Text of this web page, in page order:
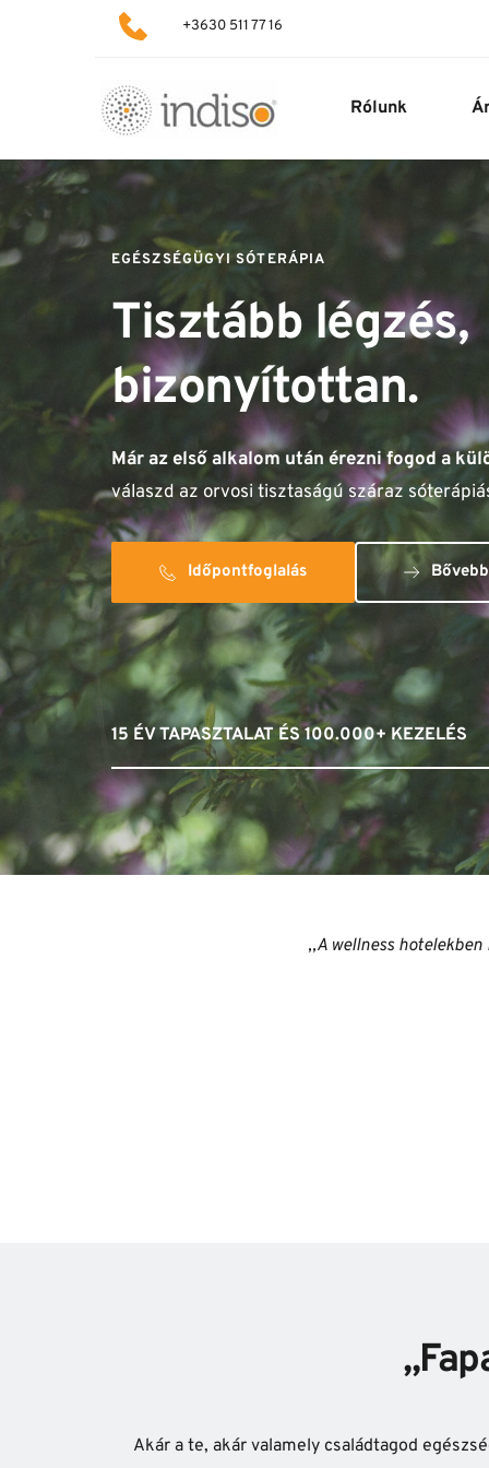
+3630 511 77 16
Rólunk
EGÉSZSÉGÜGYI SÓTERÁPIA
Tisztább légzés,
bizonyítottan.
válaszd az orvosi tisztaságú száraz
Időpontfoglalás
15 ÉV TAPASZTALAT ÉS 100.000+ KEZELÉS
,,A wellness
Akár a te, akár valamely családtagod